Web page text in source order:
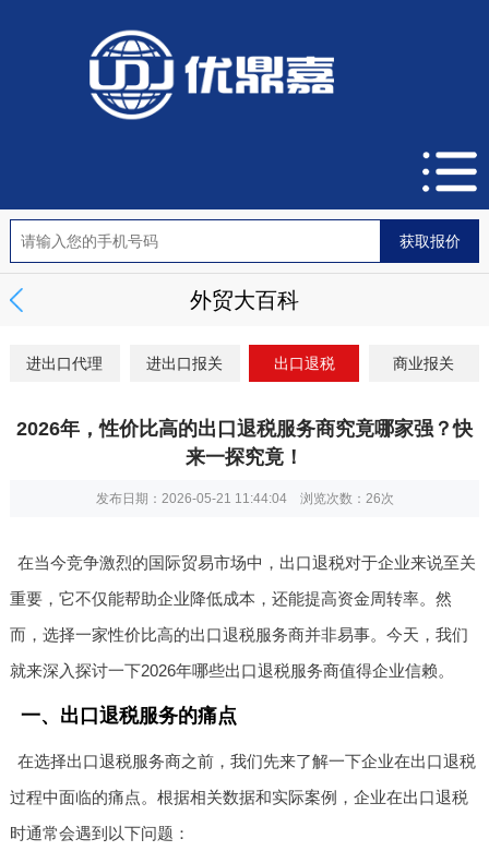
外贸大百科
进出口代理 进出口报关 出口退税 商业报关
2026年，性价比高的出口退税服务商究竟哪家强？快
来一探究竟！
发布日期：2026-05-21 11:44:04 浏览次数： 26次
在当今竞争激烈的国际贸易市场中，出口退税对于企业来说至关
重要，它不仅能帮助企业降低成本，还能提高资金周转率。然
而，选择一家性价比高的出口退税服务商并非易事。今天，我们
就来深入探讨一下2026年哪些出口退税服务商值得企业信赖。
一、出口退税服务的痛点
在选择出口退税服务商之前，我们先来了解一下企业在出口退税
过程中面临的痛点。根据相关数据和实际案例，企业在出口退税
时通常会遇到以下问题：